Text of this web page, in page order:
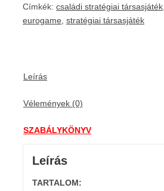
Címkék: családi stratégiai társasjáték
eurogame stratégiai társasjáték
Leírás
Vélemények (0)
SZABÁLYKÖNYV
Leírás
TARTALOM: